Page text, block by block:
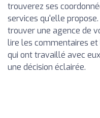
trouverez ses
services qu'elle
trouver une agence de
lire les commentaires
qui ont travaillé avec
une décision éclairée.